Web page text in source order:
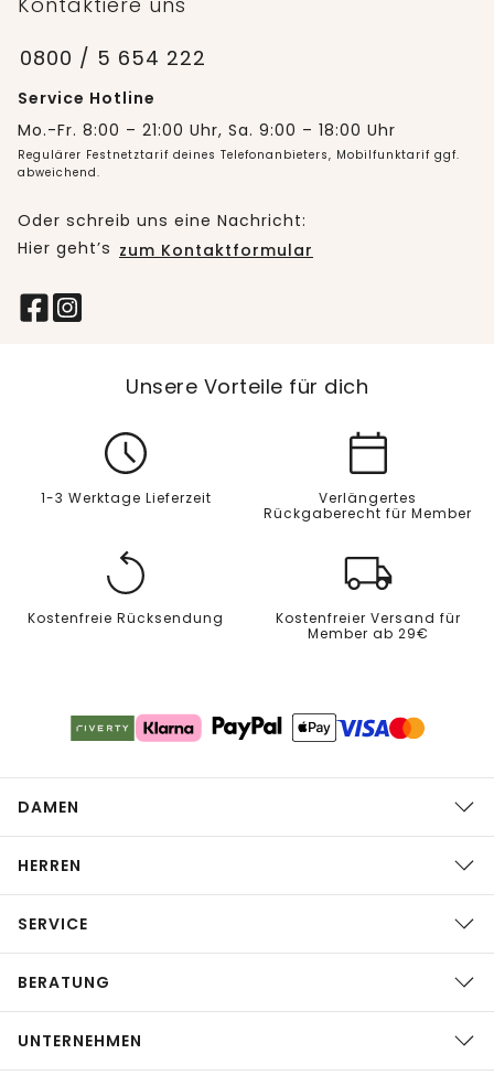
0800 / 5 654 222
Service Hotline
Mo.-Fr. 8:00 – 21:00 Uhr, Sa. 9:00 – 18:00 Uhr
Regulärer Festnetztarif deines Telefonanbieters, Mobilfunktarif ggf.
abweichend.
Oder schreib uns eine Nachricht:
Hier geht’s zum Kontaktformular
Unsere Vorteile für dich
1-3 Werktage Lieferzeit
Verlängertes
Rückgaberecht für Member
Kostenfreie Rücksendung
Kostenfreier Versand für
Member ab 29€
DAMEN
HERREN
SERVICE
BERATUNG
UNTERNEHMEN